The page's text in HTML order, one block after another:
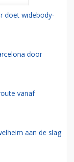
doet widebody-
door
vanaf
aan de slag